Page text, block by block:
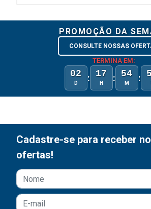
PROMOÇÃO DA
CONSULTE NOSSAS
TERMINA EM:
02
D : 17
H : 54
M :
Cadastre-se para receber
ofertas!